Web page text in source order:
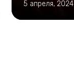
5 апреля, 2024